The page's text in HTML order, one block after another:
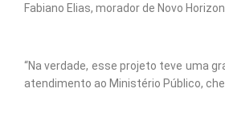
Fabiano Elias, morador de Novo
“Na verdade, esse projeto teve uma
atendimento ao Ministério Público,